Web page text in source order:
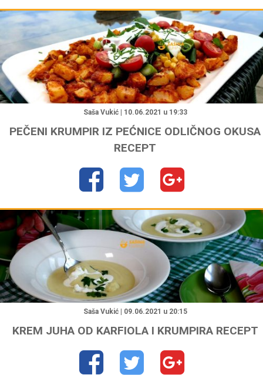
"
Saša Vukić | 10.06.2021 u 19:33
PEČENI KRUMPIR IZ PEĆNICE ODLIČNOG OKUSA
RECEPT
"
Saša Vukić | 09.06.2021 u 20:15
KREM JUHA OD KARFIOLA I KRUMPIRA RECEPT